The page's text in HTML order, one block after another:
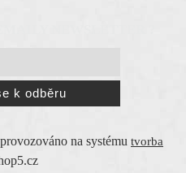
provozováno na systému tvorba